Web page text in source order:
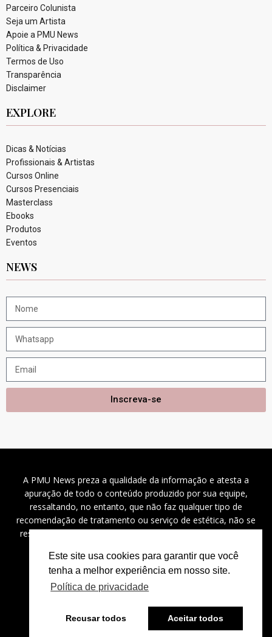
Parceiro Colunista
Seja um Artista
Apoie a PMU News
Política & Privacidade
Termos de Uso
Transparência
Disclaimer
EXPLORE
Dicas & Notícias
Profissionais & Artistas
Cursos Online
Cursos Presenciais
Masterclass
Ebooks
Produtos
Eventos
NEWS
Inscreva-se
A PMU News preza a qualidade da informação e atesta a
apuração de todo o conteúdo produzido por sua equipe,
ressaltando, no entanto, que não faz qualquer tipo de
recomendação de tratamento ou serviço de estética, não se
responsabilizando por problemas de saúde, danos a saúde
2024 ©PMU News– Todos os direitos reservados.
Bravíssimo
Este site usa cookies para garantir que você
tenha a melhor experiência em nosso site.
Política de privacidade
Recusar todos Aceitar todos